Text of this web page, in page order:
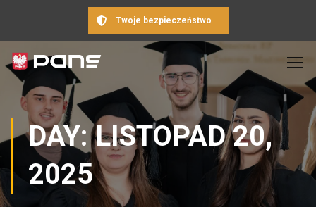
Twoje bezpieczeństwo
DAY: LISTOPAD 20,
2025